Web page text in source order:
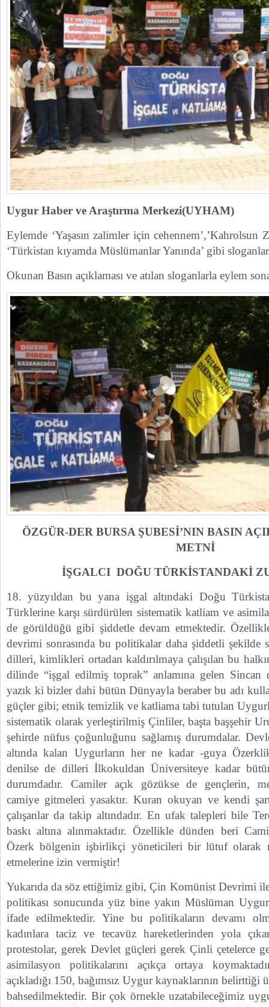
Uygur Haber ve Araştırma Merkezi(UYHAM)
Eylemde ‘Yaşasın zalimler için
‘Türkistan kıyamda Müslümanlar Yanında’ gibi sloganlar
Okunan Basın açıklaması ve atılan sloganlarla eylem
ÖZGÜR-DER BURSA ŞUBESİ’NIN BASIN
METNİ
İŞGALCI DOĞU TÜRKİSTANDAKİ
18. yüzyıldan bu yana işgal altındaki Doğu
Türklerine karşı sürdürülen sistematik katliam ve
de görüldüğü gibi şiddetle devam etmektedir.
devrimi sonrasında bu politikalar daha şiddetli şekilde
dilleri, kimlikleri ortadan kaldırılmaya çalışılan bu
dilinde “işgal edilmiş toprak” anlamına gelen Sincan
yazık ki bizler dahi bütün Dünyayla beraber bu adı
güçler gibi; etnik temizlik ve katliama tabi tutulan
sistematik olarak yerleştirilmiş Çinliler, başta başşehir
şehirde nüfus çoğunluğunu sağlamış durumdalar.
altında kalan Uygurların her ne kadar -guya
denilse de dilleri İlkokuldan Üniversiteye kadar
durumdadır. Camiler açık gözükse de gençlerin,
camiye gitmeleri yasaktır. Kuran okuyan ve kendi
çalışanlar da takip altındadır. En ufak talepleri bile
baskı altına alınmaktadır. Özellikle dünden beri
Özerk bölgenin işbirlikçi yöneticileri bir lütuf olarak
etmelerine izin vermiştir!
Yukarıda da söz ettiğimiz gibi, Çin Komünist Devrimi
politikası sonucunda yüz bine yakın Müslüman
ifade edilmektedir. Yine bu politikaların devamı
kadınlara taciz ve tecavüz hareketlerinden yola
protestolar, gerek Devlet güçleri gerek Çinli çetelerce
asimilasyon politikalarını açıkça ortaya
açıkladığı 150, bağımsız Uygur kaynaklarının belirttiği
bahsedilmektedir. Bir çok örnekle uzatabileceğimiz